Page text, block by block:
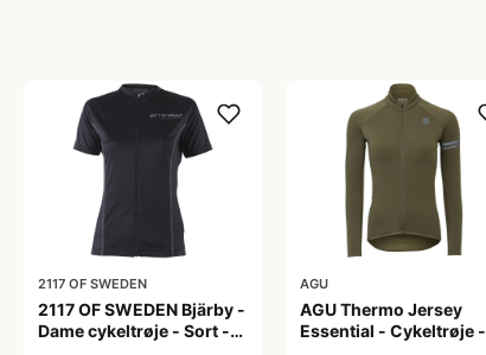
2117 OF SWEDEN
2117 OF SWEDEN Bjärby -
Dame cykeltrøje - Sort -
AGU
AGU Thermo Jersey
Essential - Cykeltrøje -